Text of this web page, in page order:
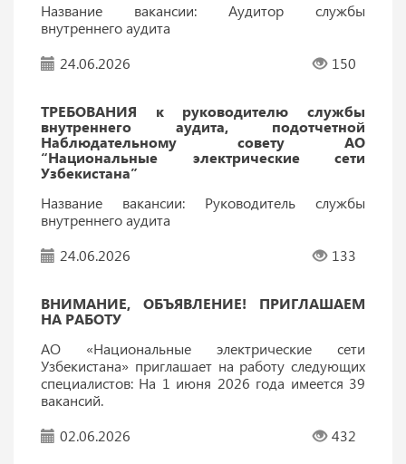
Название вакансии: Аудитор службы
внутреннего аудита
24.06.2026
150
ТРЕБОВАНИЯ к руководителю службы
внутреннего аудита, подотчетной
Наблюдательному совету АО
“Национальные электрические сети
Узбекистана”
Название вакансии: Руководитель службы
внутреннего аудита
24.06.2026
133
ВНИМАНИЕ, ОБЪЯВЛЕНИЕ! ПРИГЛАШАЕМ
НА РАБОТУ
АО «Национальные электрические сети
Узбекистана» приглашает на работу следующих
специалистов: На 1 июня 2026 года имеется 39
вакансий.
02.06.2026
432